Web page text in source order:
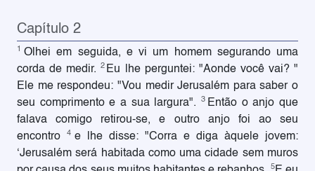
Capítulo 2
1
Olhei em seguida, e vi um homem segurando uma
corda de medir.2 Eu lhe perguntei: "Aonde você vai? "
Ele me respondeu: "Vou medir Jerusalém para saber o
seu comprimento e a sua largura".3 Então o anjo que
falava comigo retirou-se, e outro anjo foi ao seu
encontro
4 e lhe disse: "Corra e diga àquele jovem:
‘Jerusalém será habitada como uma cidade sem muros
5